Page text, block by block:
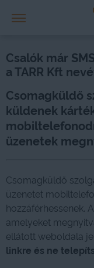
Csalók már
a TARR Kft
Csomagküldő
küldenek
üzenetek
Csomagküldő
üzenetet
hozzáférhessenek.
amelyeket
ellátott weboldala
linkre és ne